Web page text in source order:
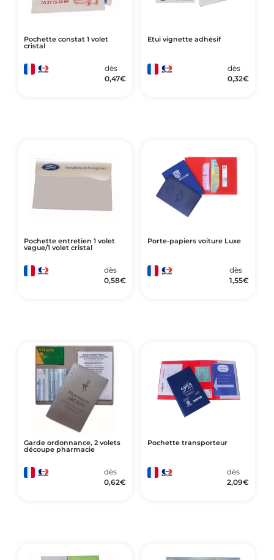
Pochette constat 1 volet
cristal
dès
0,47€
Etui vignette adhésif
dès
0,32€
Pochette entretien 1 volet
vague/1 volet cristal
dès
0,58€
Porte-papiers voiture Luxe
dès
1,55€
Garde ordonnance, 2 volets
découpe pharmacie
dès
0,62€
Pochette transporteur
dès
2,09€